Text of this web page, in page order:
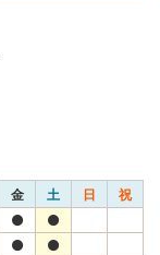
金 土 日 祝